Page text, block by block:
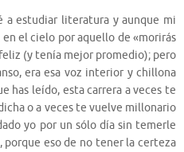
a estudiar literatura y aunque mi
el cielo por aquello de «morirás
(y tenía mejor promedio); pero
era esa voz interior y chillona
has leído, esta carrera a veces te
o a veces te vuelve millonario
yo por un sólo día sin temerle
eso de no tener la certeza